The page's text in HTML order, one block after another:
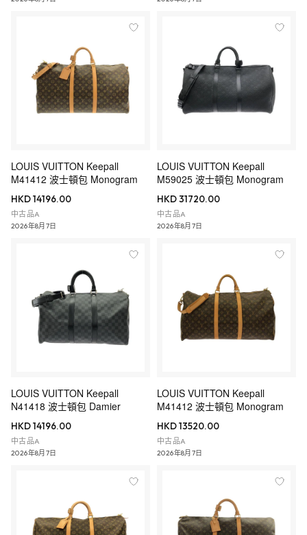
LOUIS VUITTON Keepall
M41412 波士頓包 Monogram
HKD 14196.00
中古品A
2026年8月7日
LOUIS VUITTON Keepall
M59025 波士頓包 Monogram
HKD 31720.00
中古品A
2026年8月7日
LOUIS VUITTON Keepall
N41418 波士頓包 Damier
HKD 14196.00
中古品A
2026年8月7日
LOUIS VUITTON Keepall
M41412 波士頓包 Monogram
HKD 13520.00
中古品A
2026年8月7日